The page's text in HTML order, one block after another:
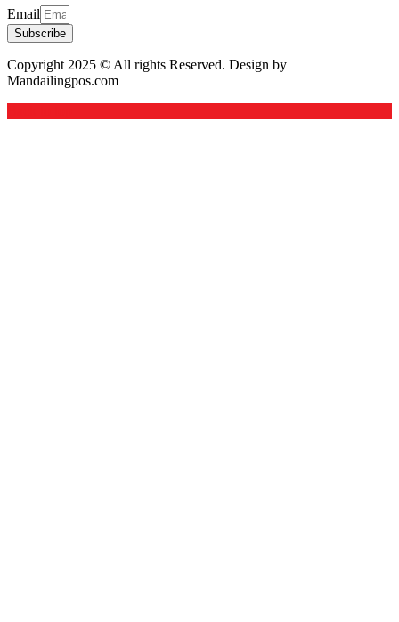
Email
Subscribe
Copyright 2025 © All rights Reserved. Design by
Mandailingpos.com